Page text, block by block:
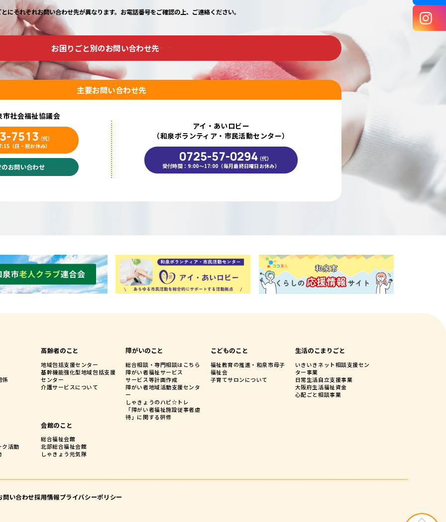
にそれぞれお問い合わせ先が異なります。 お電話番号をご確認の上、ご連絡ください。
お困りごと別のお問い合わせ先
主要お問い合わせ先
市社会福祉協議会
7513（代）
（日・祝お休み）
お問い合わせ
アイ・あいロビー
（和泉ボランティア・市民活動センター）
0725-57-0294（代）
受付時間：9:00～17:00（毎月最終日曜日お休み）
係
高齢者のこと
地域包括支援センター
基幹機能強化型地域包括支援
センター
介護サービスについて
障がいのこと
総合相談・専門相談はこちら
障がい者福祉サービス
サービス等計画作成
障がい者地域活動支援センタ
ー
しゃきょうのハピ☆トレ
「障がい者福祉施設従事者虐
待」に関する研修
こどものこと
福祉教育の推進・和泉市母子
福祉会
子育てサロンについて
生活のこまりごと
いきいきネット相談支援セン
ター事業
日常生活自立支援事業
大阪府生活福祉資金
心配ごと相談事業
ク活動
会館のこと
総合福祉会館
北部総合福祉会館
しゃきょう元気隊
問い合わせ採用情報プライバシーポリシー